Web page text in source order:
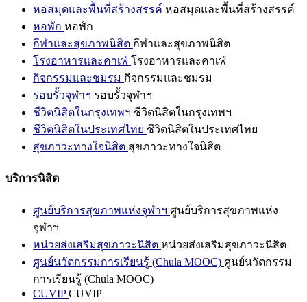
หอสมุดและพื้นที่สร้างสรรค์ หอสมุดและพื้นที่สร้างสรรค์
หอพัก หอพัก
กีฬาและสุขภาพนิสิต กีฬาและสุขภาพนิสิต
โรงอาหารและคาเฟ่ โรงอาหารและคาเฟ่
กิจกรรมและชมรม กิจกรรมและชมรม
รอบรั้วจุฬาฯ รอบรั้วจุฬาฯ
ชีวิตนิสิตในกรุงเทพฯ ชีวิตนิสิตในกรุงเทพฯ
ชีวิตนิสิตในประเทศไทย ชีวิตนิสิตในประเทศไทย
สุขภาวะทางใจนิสิต สุขภาวะทางใจนิสิต
บริการนิสิต
ศูนย์บริการสุขภาพแห่งจุฬาฯ ศูนย์บริการสุขภาพแห่ง
จุฬาฯ
หน่วยส่งเสริมสุขภาวะนิสิต หน่วยส่งเสริมสุขภาวะนิสิต
ศูนย์นวัตกรรมการเรียนรู้ (Chula MOOC) ศูนย์นวัตกรรม
การเรียนรู้ (Chula MOOC)
CUVIPCUVIP